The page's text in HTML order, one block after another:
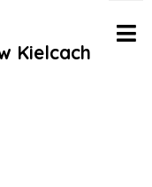
Kielcach